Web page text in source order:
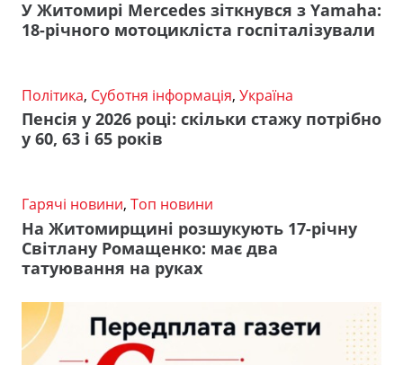
У Житомирі Mercedes зіткнувся з Yamaha:
18-річного мотоцикліста госпіталізували
Політика, Суботня інформація, Україна
Пенсія у 2026 році: скільки стажу потрібно
у 60, 63 і 65 років
Гарячі новини, Топ новини
На Житомирщині розшукують 17-річну
Світлану Ромащенко: має два
татуювання на руках